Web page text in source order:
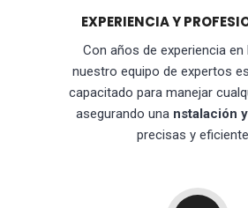
EXPERIENCIA Y
Con años de experiencia en
nuestro equipo de expertos
capacitado para manejar
asegurando una nstalación
precisas y